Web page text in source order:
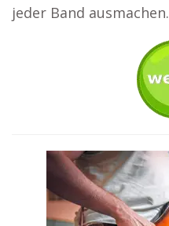
jeder Band ausmachen.